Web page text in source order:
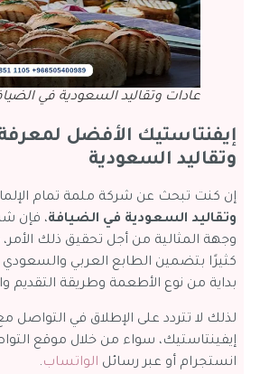
عادات وتقاليد السعودية في
إيفنتاستيك الأفضل لمعرفة
وتقاليد السعودية
إن كنت تبحث عن شركة ملمة تمام
وتقاليد السعودية في الضيافة، فإن
وجهة المثالية من أجل تحقيق ذلك الأمر،
كثيرًا بتضمين الطابع العربي والسعودي
بداية من نوع الأطعمة وطريقة التقديم
لذلك لا تتردد على الإطلاق في التواصل
إيفينتاستيك، سواء من خلال موقع
انستجرام أو عبر رسائلالواتساب.